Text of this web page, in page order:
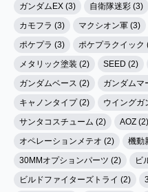
ガンダムEX (3)
自衛隊迷彩 (3)
カモフラ (3)
マクシオン軍 (3)
ポケプラ (3)
ポケプラクイック
メタリック塗装 (2)
SEED (2)
ガンダムベース (2)
ガンダムマ
キャノンタイプ (2)
ウイングガ
サンタコスチューム (2)
AOZ (2)
オペレーションメテオ (2)
機動
30MMオプションパーツ (2)
ビ
ビルドファイターズトライ (2)